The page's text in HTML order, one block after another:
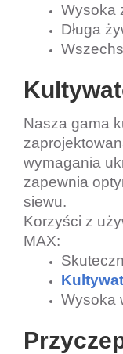
Wysoka
Długa
Nasza gama
wymagania
zapewnia
siewu.
Korzyści z
MAX:
Wysoka